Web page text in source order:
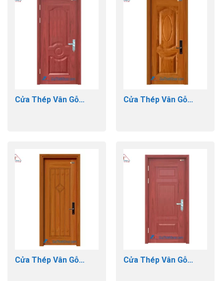
Cửa Thép Vân Gỗ
Cửa Thép Vân Gỗ
Cửa Thép Vân Gỗ
Cửa Thép Vân Gỗ